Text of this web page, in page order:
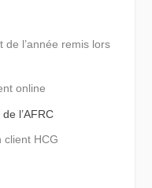
de l’année remis lors
online
l’AFRC
client HCG